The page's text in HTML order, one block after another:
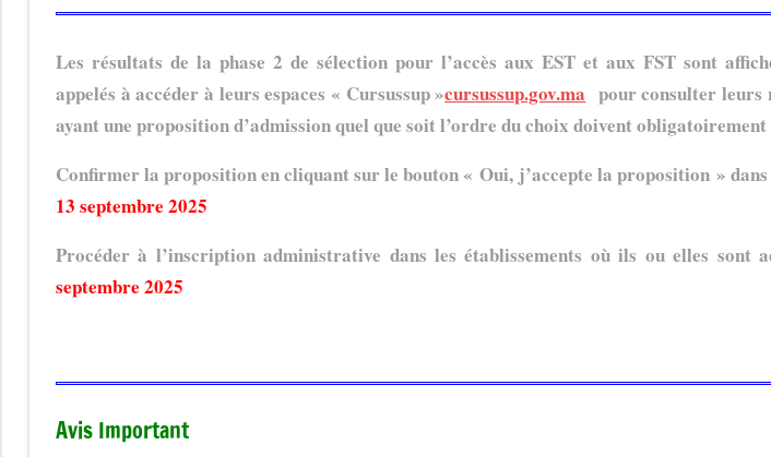
Les résultats de la phase 2 de sélection pour l’accès aux EST et aux FST sont
appelés à accéder à leurs espaces « Cursussup »cursussup.gov.ma pour consulter leurs
ayant une proposition d’admission quel que soit l’ordre du choix doivent obligatoirement
Confirmer la proposition en cliquant sur le bouton « Oui, j’accepte la proposition »
13 septembre 2025
Procéder à l’inscription administrative dans les établissements où ils ou elles sont
septembre 2025​
Avis Important